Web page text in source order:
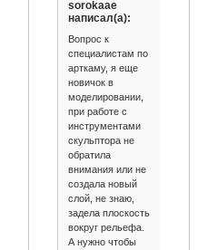
sorokaae
написал(а):
Вопрос к
специалистам по
арткаму, я еще
новичок в
моделировании,
при работе с
инструментами
скульптора не
обратила
внимания или не
создала новый
слой, не знаю,
задела плоскость
вокруг рельефа.
А нужно чтобы